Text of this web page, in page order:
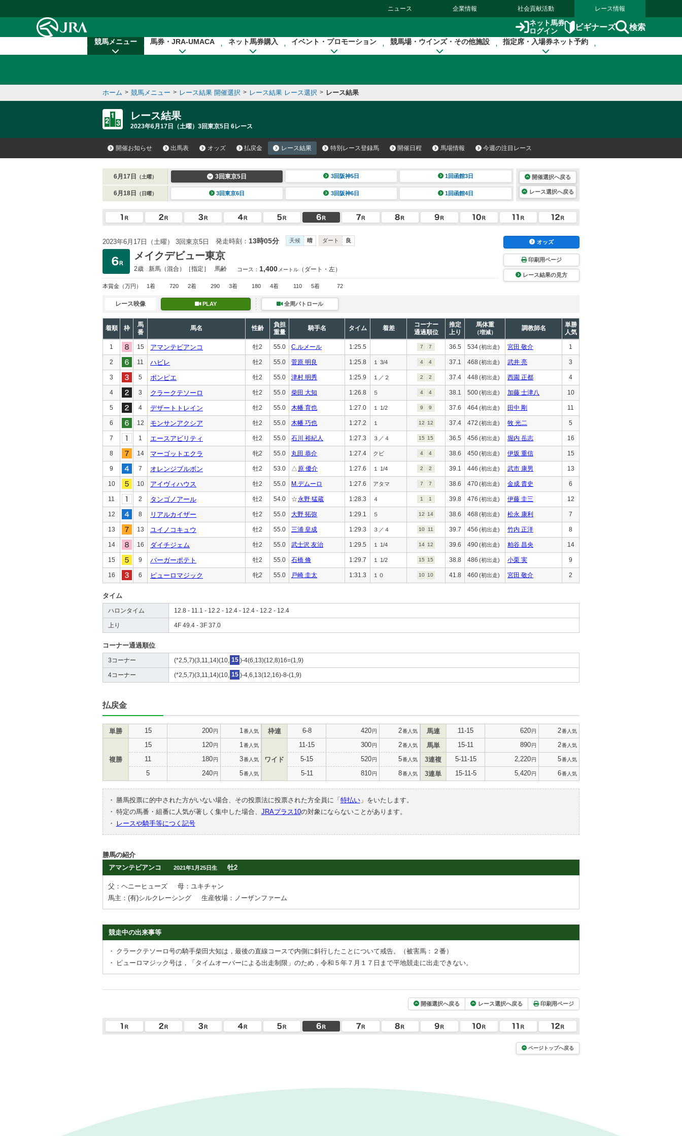
ニュース 企業情報 社会貢献活動 レース情報
ネット馬券
ログイン
ビギナーズ 検索
競馬メニュー 馬券・JRA-UMACA ネット馬券購入 イベント・プロモーション 競馬場・ウインズ・その他施設 指定席・入場券ネット予約
ホーム > 競馬メニュー > レース結果 開催選択 > レース結果 レース選択 > レース結果
レース結果
2023年6月17日（土曜）3回東京5日 6レース
開催お知らせ 出馬表 オッズ 払戻金 レース結果 特別レース登録馬 開催日程 馬場情報 今週の注目レース
6月17日 （土曜） 3回東京5日 3回阪神5日 1回函館3日
6月18日 （日曜） 3回東京6日 3回阪神6日 1回函館4日
開催選択へ戻る
レース選択へ戻る
2023年6月17日（土曜） 3回東京5日 発走時刻： 13時05分 天候 晴 ダート 良
メイクデビュー東京
2歳 新馬 （混合）［指定］ 馬齢 コース： 1,400 メートル （ダート・左）
本賞金 （万円） 1着 720 2着 290 3着 180 4着 110 5着 72
オッズ
印刷用ページ
レース結果の見方
レース映像 PLAY 全周パトロール
着順 枠
馬
番
馬名 性齢
負担
重量
騎手名 タイム 着差
コーナー
通過順位
推定
上り
馬体重
（増減）
調教師名
単勝
人気
1 15 アマンテビアンコ 牡2 55.0 C.ルメール 1:25.5 7 7 36.5 534(初出走) 宮田 敬介 1
2 11 ハビレ 牡2 55.0 菅原 明良 1:25.8 １ 3/4 4 4 37.1 468 (初出走) 武井 亮 3
3 5 ポンピエ 牡2 55.0 津村 明秀 1:25.9 １／２ 2 2 37.4 448(初出走) 西園 正都 4
4 3 クラークテソーロ 牡2 55.0 柴田 大知 1:26.8 ５ 4 4 38.1 500(初出走) 加藤 士津八 10
5 4 デザートトレイン 牡2 55.0 木幡 育也 1:27.0 １ 1/2 9 9 37.6 464(初出走) 田中 剛 11
6 12 モンサンアクシア 牡2 55.0 木幡 巧也 1:27.2 １ 12 12 37.4 472 (初出走) 牧 光二 5
7 1 エースアビリティ 牡2 55.0 石川 裕紀人 1:27.3 ３／４ 15 15 36.5 456 (初出走) 堀内 岳志 16
8 14 マーゴットエクラ 牝2 55.0 丸田 恭介 1:27.4 クビ 4 4 38.6 450(初出走) 伊坂 重信 15
9 7 オレンジブルボン 牡2 53.0 △ 原 優介 1:27.6 １ 1/4 2 2 39.1 446 (初出走) 武市 康男 13
10 10 アイヴィハウス 牡2 55.0 M.デムーロ 1:27.6 アタマ 7 7 38.6 470(初出走) 金成 貴史 6
11 2 タンゴノアール 牡2 54.0 ☆永野 猛蔵 1:28.3 ４ 1 1 39.8 476 (初出走) 伊藤 圭三 12
12 8 リアルカイザー 牡2 55.0 大野 拓弥 1:29.1 ５ 12 14 38.6 468 (初出走) 松永 康利 7
13 13 ユイノコキュウ 牡2 55.0 三浦 皇成 1:29.3 ３／４ 10 11 39.7 456 (初出走) 竹内 正洋 8
14 16 ダイチジェム 牡2 55.0 武士沢 友治 1:29.5 １ 1/4 14 12 39.6 490(初出走) 粕谷 昌央 14
15 9 バーガーポテト 牡2 55.0 石橋 脩 1:29.7 １ 1/2 15 15 38.8 486 (初出走) 小栗 実 9
16 6 ピューロマジック 牝2 55.0 戸崎 圭太 1:31.3 １０ 10 10 41.8 460(初出走) 宮田 敬介 2
タイム
ハロンタイム 12.8 - 11.1 - 12.2 - 12.4 - 12.4 - 12.2 - 12.4
上り 4F 49.4 - 3F 37.0
コーナー通過順位
3コーナー (*2,5,7)(3,11,14)(10, 15 )-4(6,13)(12,8)16=(1,9)
4コーナー (*2,5,7)(3,11,14)(10, 15 )-4,6,13(12,16)-8-(1,9)
払戻金
単勝 15 200円 1 番人気
複勝
15 120円 1 番人気
11 180円 3番人気
5 240円 5番人気
枠連 6-8 420円 2番人気
ワイド
11-15 300円 2番人気
5-15 520円 5番人気
5-11 810円 8番人気
馬連 11-15 620円 2番人気
馬単 15-11 890円 2番人気
3連複 5-11-15 2,220円 5番人気
3連単 15-11-5 5,420円 6番人気
・ 勝馬投票に的中された方がいない場合、その投票法に投票された方全員に「 特払い」をいたします。
・ 特定の馬番・組番に人気が著しく集中した場合、 JRAプラス10の対象にならないことがあります。
・
レースや騎手等につく記号
勝馬の紹介
アマンテビアンコ
2021年1月25日生 牡2
父：ヘニーヒューズ
母：ユキチャン
馬主：(有)シルクレーシング
生産牧場：ノーザンファーム
競走中の出来事等
・ クラークテソーロ号の騎手柴田大知は，最後の直線コースで内側に斜行したことについて戒告。（被害馬：２番）
・
ピューロマジック号は，「タイムオーバーによる出走制限」のため，令和５年７月１７日まで平地競走に出走できない。
開催選択へ戻る レース選択へ戻る 印刷用ページ
ページトップへ戻る